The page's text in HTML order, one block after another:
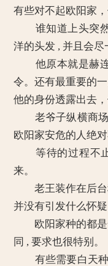
有些对不起欧阳家
谁知道上头突然
洋的头发 , 并且会尽
他原本就是赫连
令。还有最重要的
他的身份透露出去
老爷子纵横商场
欧阳家安危的人绝对
等待的过程不止
来。
老王装作在后台
并没有引发什么怀疑
欧阳家种的都是
同 , 要求也很特别。
有些需要白天种 ,